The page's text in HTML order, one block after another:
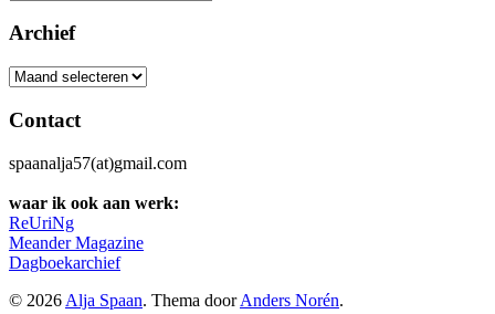
naar:
Archief
Archief
Contact
spaanalja57(at)gmail.com
waar ik ook aan werk:
ReUriNg
Meander Magazine
Dagboekarchief
© 2026 Alja Spaan. Thema doorAnders Norén.